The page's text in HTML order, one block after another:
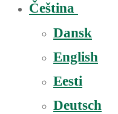
Čeština
Dansk
English
Eesti
Deutsch